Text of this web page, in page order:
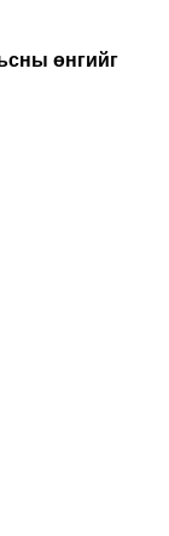
өнгийг